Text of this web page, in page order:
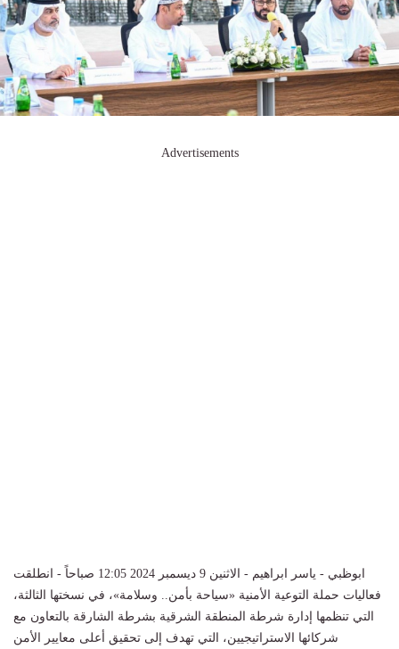
Advertisements
ابوظبي - ياسر ابراهيم - الاثنين 9 ديسمبر 2024 12:05 صباحاً - انطلقت
فعاليات حملة التوعية الأمنية «سياحة بأمن.. وسلامة»، في نسختها الثالثة،
التي تنظمها إدارة شرطة المنطقة الشرقية بشرطة الشارقة بالتعاون مع
شركائها الاستراتيجيين، التي تهدف إلى تحقيق أعلى معايير الأمن